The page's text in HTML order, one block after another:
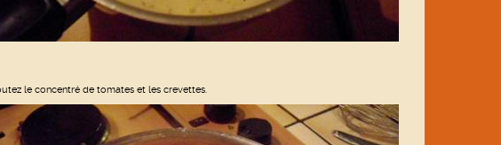
le concentré de tomates et les crevettes.